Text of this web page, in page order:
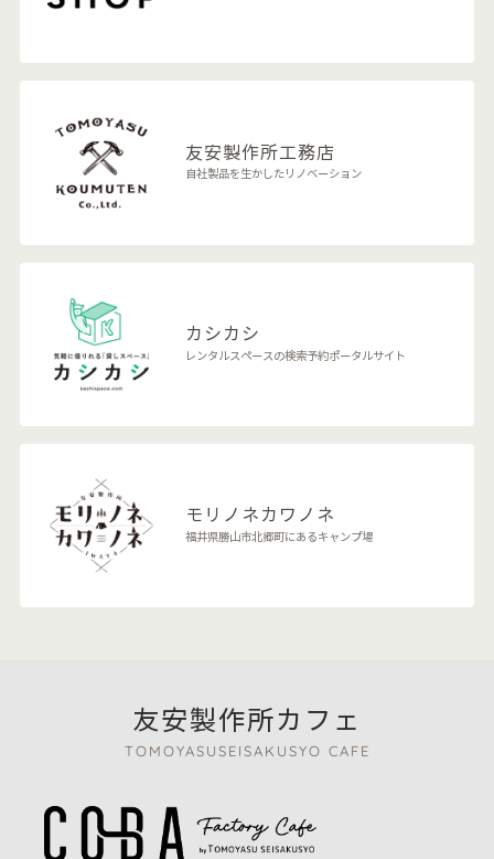
友安製作所工務店
自社製品を生かしたリノベーション
カシカシ
レンタルスペースの検索予約ポータルサイト
モリノネカワノネ
福井県勝山市北郷町にあるキャンプ場
友安製作所カフェ
TOMOYASUSEISAKUSYO CAFE